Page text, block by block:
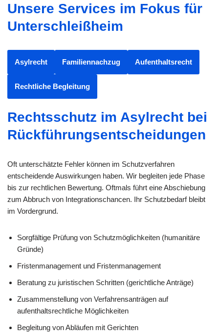
Unsere Services im Fokus für
Unterschleißheim
Asylrecht Familiennachzug Aufenthaltsrecht
Rechtliche Begleitung
Rechtsschutz im Asylrecht bei
Rückführungsentscheidungen
Oft unterschätzte Fehler können im Schutzverfahren
entscheidende Auswirkungen haben. Wir begleiten jede Phase
bis zur rechtlichen Bewertung. Oftmals führt eine Abschiebung
zum Abbruch von Integrationschancen. Ihr Schutzbedarf bleibt
im Vordergrund.
Sorgfältige Prüfung von Schutzmöglichkeiten (humanitäre
Gründe)
Fristenmanagement und Fristenmanagement
Beratung zu juristischen Schritten (gerichtliche Anträge)
Zusammenstellung von Verfahrensanträgen auf
aufenthaltsrechtliche Möglichkeiten
Begleitung von Abläufen mit Gerichten